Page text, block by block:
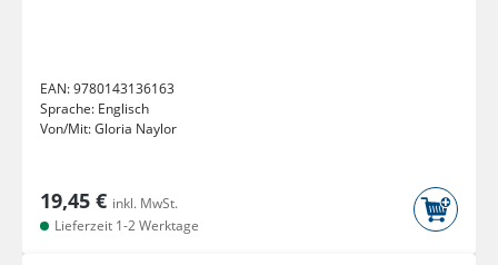
EAN:9780143136163
Sprache: Englisch
Von/Mit:Gloria Naylor
19,45 € inkl. MwSt.
Lieferzeit 1-2 Werktage